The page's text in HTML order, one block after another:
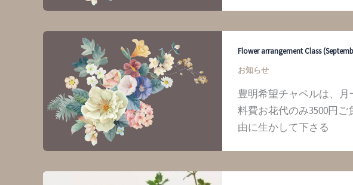
Flower arrangement Class
お知らせ
豊明希望チャペルは、
料費お花代のみ3500円
由に生かして下さる